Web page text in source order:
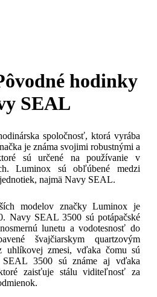
hodinky
SEAL
spoločnosť, ktorá vyrába
je známa svojimi robustnými a
sú určené na používanie v
Luminox sú obľúbené medzi
najmä Navy SEAL.
modelov značky Luminox je
Navy SEAL 3500 sú potápačské
lunetu a vodotesnosť do
švajčiarskym quartzovým
uhlíkovej zmesi, vďaka čomu sú
3500 sú známe aj vďaka
zaisťuje stálu viditeľnosť za